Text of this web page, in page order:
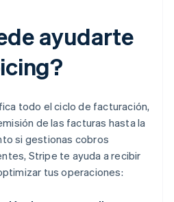
ayudarte
todo el ciclo de facturación,
de las facturas hasta la
si gestionas cobros
Stripe te ayuda a recibir
tus operaciones: